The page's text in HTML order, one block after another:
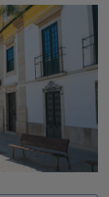
bateaux
se cachent sur
s’impose à
ouest de
».